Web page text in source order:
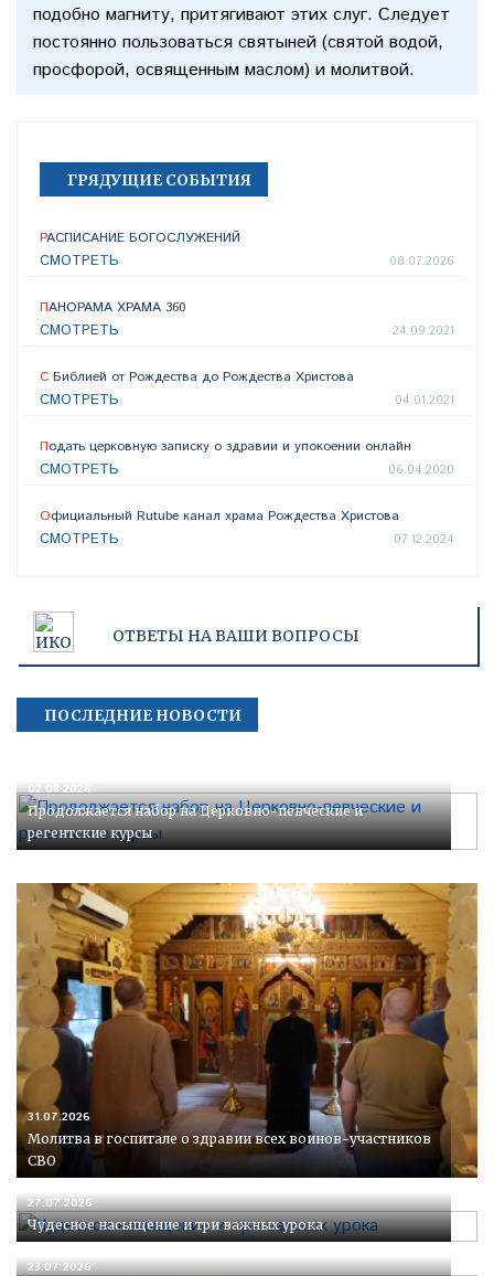
подобно магниту, притягивают этих слуг. Следует
постоянно пользоваться святыней (святой водой,
просфорой, освященным маслом) и молитвой.
ГРЯДУЩИЕ СОБЫТИЯ
РАСПИСАНИЕ БОГОСЛУЖЕНИЙ
СМОТРЕТЬ 08.07.2026
ПАНОРАМА ХРАМА 360
СМОТРЕТЬ 24.09.2021
С Библией от Рождества до Рождества Христова
СМОТРЕТЬ 04.01.2021
Подать церковную записку о здравии и упокоении онлайн
СМОТРЕТЬ 06.04.2020
Официальный Rutube канал храма Рождества Христова
СМОТРЕТЬ 07.12.2024
ОТВЕТЫ НА ВАШИ ВОПРОСЫ
ПОСЛЕДНИЕ НОВОСТИ
02.08.2026
Продолжается набор на Церковно-певческие и
регентские курсы
31.07.2026
Молитва в госпитале о здравии всех воинов-участников
СВО
27.07.2026
Чудесное насыщение и три важных урока
23.07.2026